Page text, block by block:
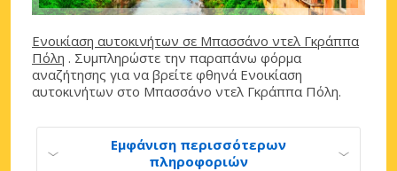
Ενοικίαση αυτοκινήτων σε Μπασσάνο ντελ Γκράππα
Πόλη . Συμπληρώστε την παραπάνω φόρμα
αναζήτησης για να βρείτε φθηνά Ενοικίαση
αυτοκινήτων στο Μπασσάνο ντελ Γκράππα Πόλη.
Εμφάνιση περισσότερων
πληροφοριών